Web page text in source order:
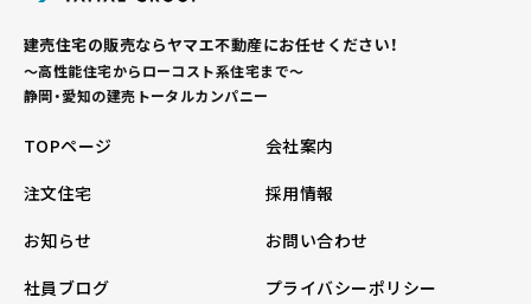
建売住宅の販売ならヤマエ不動産にお任せください！
～高性能住宅からローコスト系住宅まで～
静岡・愛知の建売トータルカンパニー
TOPページ
会社案内
注文住宅
採用情報
お知らせ
お問い合わせ
社員ブログ
プライバシーポリシー